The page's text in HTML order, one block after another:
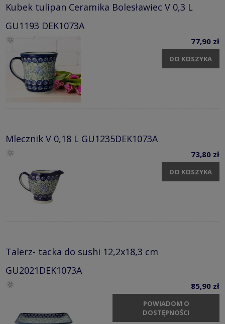
Kubek tulipan Ceramika Bolesławiec V 0,3 L
GU1193 DEK1073A
77,90 zł
DO KOSZYKA
Mlecznik V 0,18 L GU1235DEK1073A
73,80 zł
DO KOSZYKA
Talerz- tacka do sushi 12,2x18,3 cm
GU2021DEK1073A
85,90 zł
POWIADOM O
DOSTĘPNOŚCI